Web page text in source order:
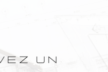
UN